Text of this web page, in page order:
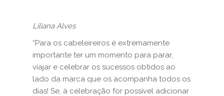
Liliana Alves
“Para os cabeleireiros é extremamente
importante ter um momento para parar,
viajar e celebrar os sucessos obtidos ao
lado da marca que os acompanha todos os
dias! Se, à celebração for possível adicionar